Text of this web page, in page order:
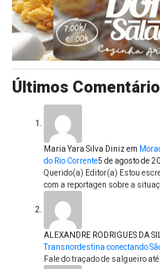
Últimos
Maria Yara Silva Dinizem
do Rio Corrente5 de agosto de
Querido(a) Editor(a) Estou
com a reportagen sobre a
ALEXANDRE RODRIGUES DA
Transnordestina conectando
Fale do traçado de salgueiro